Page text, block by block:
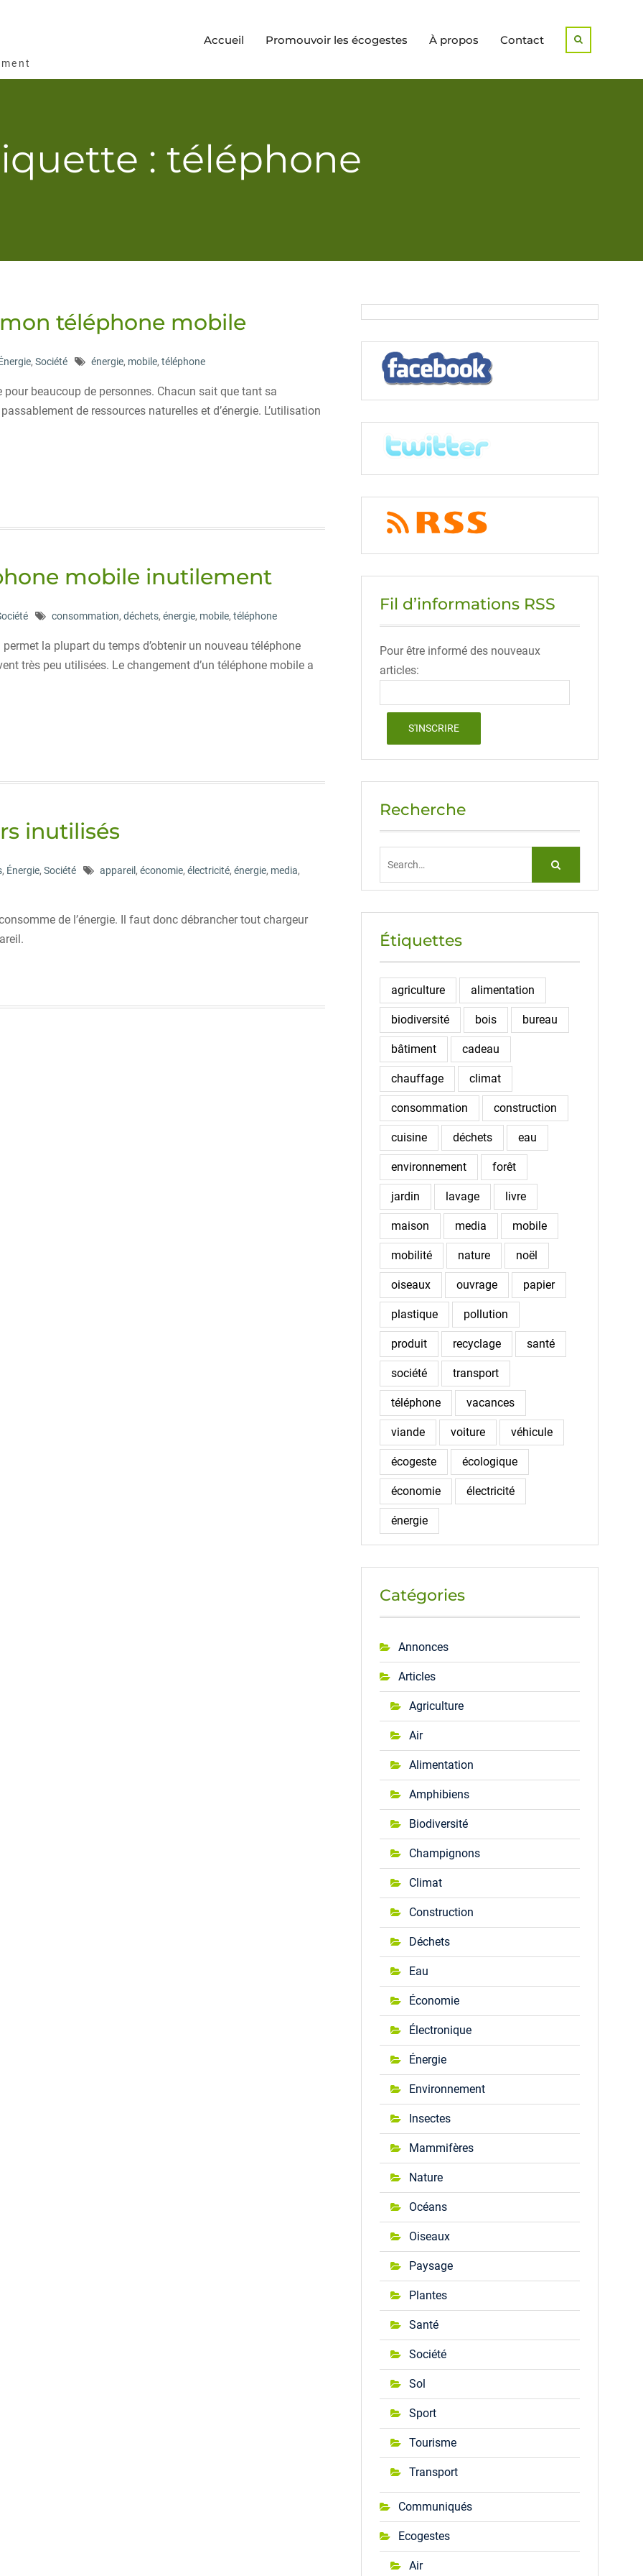
Accueil Promouvoir les écogestes À propos Contact
: téléphone
téléphone mobile
, Société énergie, mobile, téléphone
beaucoup de personnes. Chacun sait que tant sa
de ressources naturelles et d’énergie. L’utilisation
mobile inutilement
consommation, déchets, énergie, mobile, téléphone
la plupart du temps d’obtenir un nouveau téléphone
très peu utilisées. Le changement d’un téléphone mobile a
inutilisés
, Énergie, Société appareil , économie, électricité, énergie, media,
de l’énergie. Il faut donc débrancher tout chargeur
Fil d’informations RSS
Pour être informé des nouveaux
articles:
Recherche
Étiquettes
agriculture alimentation
biodiversité bois bureau
bâtiment cadeau
chauffage climat
consommation construction
cuisine déchets eau
environnement forêt
jardin lavage livre
maison media mobile
mobilité nature noël
oiseaux ouvrage papier
plastique pollution
produit recyclage santé
société transport
téléphone vacances
viande voiture véhicule
écogeste écologique
économie électricité
énergie
Catégories
Annonces
Articles
Agriculture
Air
Alimentation
Amphibiens
Biodiversité
Champignons
Climat
Construction
Déchets
Eau
Économie
Électronique
Énergie
Environnement
Insectes
Mammifères
Nature
Océans
Oiseaux
Paysage
Plantes
Santé
Société
Sol
Sport
Tourisme
Transport
Communiqués
Ecogestes
Air